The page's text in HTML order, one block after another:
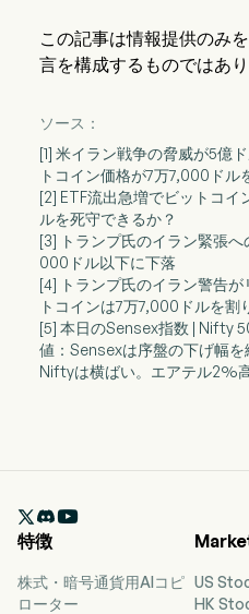
この記事は情報提供のみ
言を構成するものではあり
ソース：
[1] 米イラン戦争の脅威が5億
トコイン価格が7万7,000ドル
[2] ETF流出急増でビットコ
ルを死守できるか？
[3] トランプ氏のイラン緊張
000ドル以下に下落
[4] トランプ氏のイラン警告
トコインは7万7,000ドルを割
[5] 本日のSensex指数 | Nifty
値：Sensexは序盤の下げ幅を
Niftyは横ばい。エアテル2%

特徴
株式・暗号通貨用AIコピ
ローター
US
HK